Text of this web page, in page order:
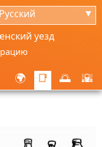
Русский ▼
уезд
🌍 📑 🌅 🌇